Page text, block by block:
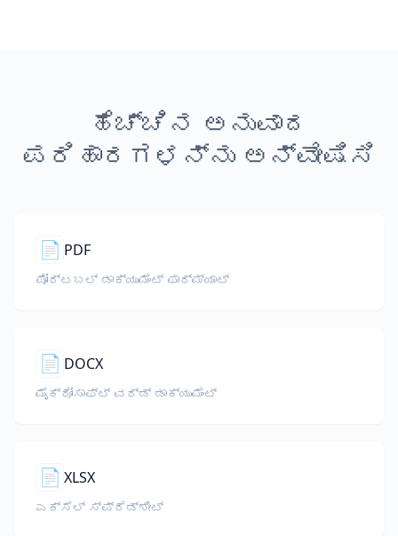
ಹೆಚ್ಚಿನ ಅನುವಾದ
ಪರಿಹಾರಗಳನ್ನು ಅನ್ವೇಷಿಸಿ
📄 PDF
ಪೋರ್ಟಬಲ್ ಡಾಕ್ಯುಮೆಂಟ್ ಫಾರ್ಮ್ಯಾಟ್
📄 DOCX
ಮೈಕ್ರೋಸಾಫ್ಟ್ ವರ್ಡ್ ಡಾಕ್ಯುಮೆಂಟ್
📄 XLSX
ಎಕ್ಸೆಲ್ ಸ್ಪ್ರೆಡ್ಶೀಟ್